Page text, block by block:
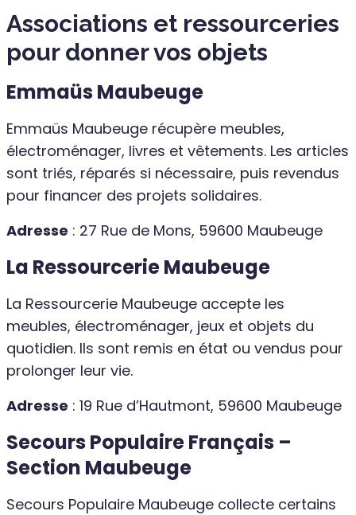
Associations et ressourceries
pour donner vos objets
Emmaüs Maubeuge
Emmaüs Maubeuge récupère meubles,
électroménager, livres et vêtements. Les articles
sont triés, réparés si nécessaire, puis revendus
pour financer des projets solidaires.
Adresse : 27 Rue de Mons, 59600 Maubeuge
La Ressourcerie Maubeuge
La Ressourcerie Maubeuge accepte les
meubles, électroménager, jeux et objets du
quotidien. Ils sont remis en état ou vendus pour
prolonger leur vie.
Adresse : 19 Rue d’Hautmont, 59600 Maubeuge
Secours Populaire Français –
Section Maubeuge
Secours Populaire Maubeuge collecte certains